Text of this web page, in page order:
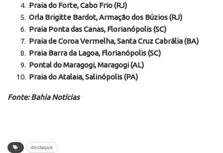
Praia do Forte, Cabo Frio (RJ)
Orla Brigitte Bardot, Armação dos Búzios (RJ)
Praia Ponta das Canas, Florianópolis (SC)
Praia de Coroa Vermelha, Santa Cruz Cabrália (BA)
Praia Barra da Lagoa, Florianópolis (SC)
Pontal do Maragogi, Maragogi (AL)
Praia do Atalaia, Salinópolis (PA)
Fonte: Bahia Notícias
destaque